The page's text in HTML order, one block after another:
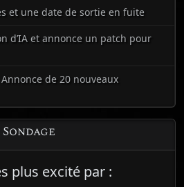
et une date de sortie en fuite
d’IA et annonce un patch pour
de 20 nouveaux
Sondage
plus excité par :